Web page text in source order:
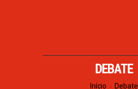
DEBATE
Início Debate
PROGRAMAÇÃO